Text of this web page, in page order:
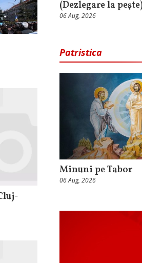
(Dezlegare la
06 Aug, 2026
Patristica
Minuni pe Tabor
06 Aug, 2026